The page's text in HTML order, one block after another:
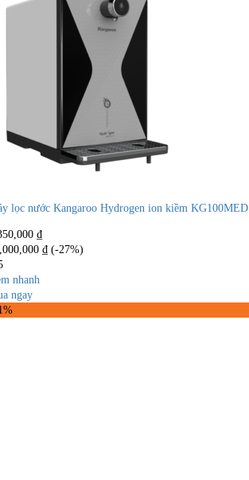
lọc nước Kangaroo Hydrogen ion kiềm KG100MED
₫
₫ (-27%)
nhanh
ngay